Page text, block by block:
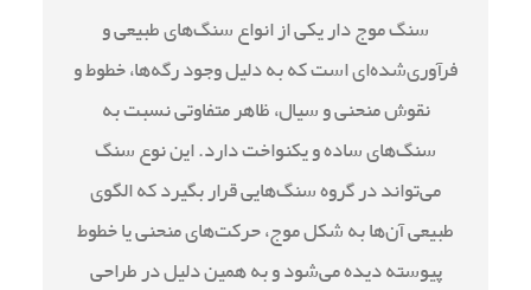
سنگ موج دار یکی از انواع سنگ‌های طبیعی و
فرآوری‌شده‌ای است که به دلیل وجود رگه‌ها، خطوط و
نقوش منحنی و سیال، ظاهر متفاوتی نسبت به
سنگ‌های ساده و یکنواخت دارد. این نوع سنگ
می‌تواند در گروه سنگ‌هایی قرار بگیرد که الگوی
طبیعی آن‌ها به شکل موج، حرکت‌های منحنی یا خطوط
پیوسته دیده می‌شود و به همین دلیل در طراحی